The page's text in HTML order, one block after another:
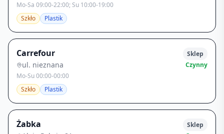
Mo-Sa 09:00-22:00; Su 10:00-19:00
Szkło
Plastik
Carrefour
ul. nieznana
Mo-Su 00:00-00:00
Szkło
Plastik
Sklep
Czynny
Żabka
Sklep